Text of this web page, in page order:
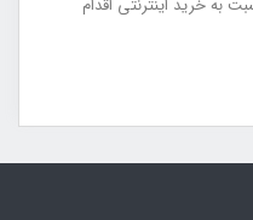
به خرید اینترنتی اقدام